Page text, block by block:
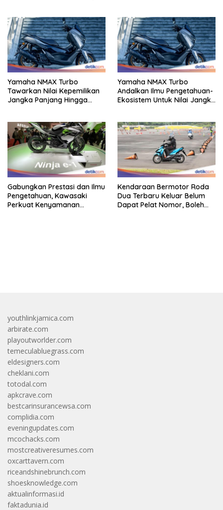
Yamaha NMAX Turbo
Tawarkan Nilai Kepemilikan
Jangka Panjang Hingga
Yamaha NMAX Turbo
Andalkan Ilmu Pengetahuan-
Ekosistem Untuk Nilai Jangka
Gabungkan Prestasi dan Ilmu
Pengetahuan, Kawasaki
Perkuat Kenyamanan
Kendaraan Bermotor Roda
Dua Terbaru Keluar Belum
Dapat Pelat Nomor, Boleh
youthlinkjamica.com
arbirate.com
playoutworlder.com
temeculabluegrass.com
eldesigners.com
cheklani.com
totodal.com
apkcrave.com
bestcarinsurancewsa.com
complidia.com
eveningupdates.com
mcochacks.com
mostcreativeresumes.com
oxcarttavern.com
riceandshinebrunch.com
shoesknowledge.com
aktualinformasi.id
faktadunia.id